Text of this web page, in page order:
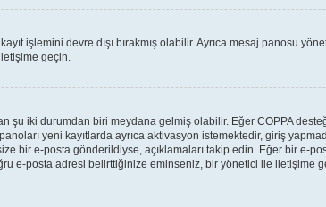
işlemini devre dışı bırakmış olabilir. Ayrıca mesaj panosu
geçin.
şu iki durumdan biri meydana gelmiş olabilir. Eğer COPPA
yeni kayıtlarda ayrıca aktivasyon istemektedir, giriş
bir e-posta gönderildiyse, açıklamaları takip edin. Eğer bir e-
e-posta adresi belirttiğinize eminseniz, bir yönetici ile iletişime